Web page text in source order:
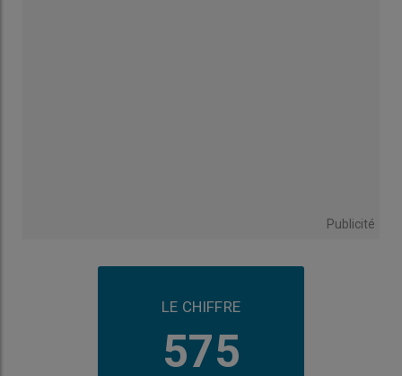
Publicité
LE CHIFFRE
575